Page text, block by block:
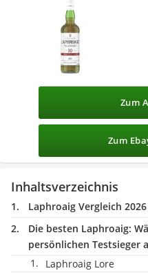
Zum
Zum
Inhaltsverzeichnis
Laphroaig Vergleich 2026
Die besten Laphroaig:
persönlichen Testsieger
Laphroaig Lore